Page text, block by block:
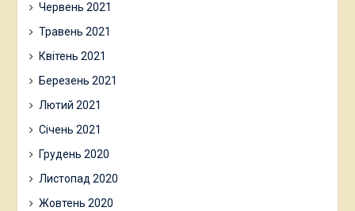
Червень 2021
Травень 2021
Квітень 2021
Березень 2021
Лютий 2021
Січень 2021
Грудень 2020
Листопад 2020
Жовтень 2020